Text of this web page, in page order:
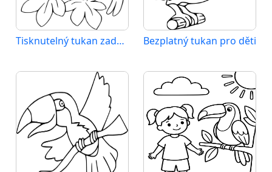
Tisknutelný tukan zadarmo Bezplatný tukan pro děti